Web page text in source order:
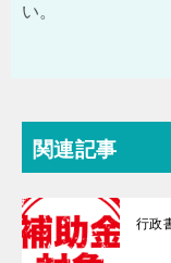
い。
関連記事
行政